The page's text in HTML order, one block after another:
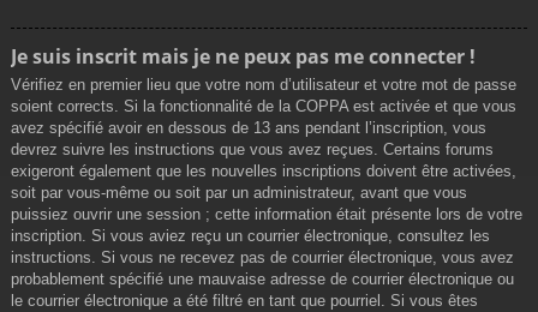
Je suis inscrit mais je ne peux pas me connecter !
Vérifiez en premier lieu que votre nom d’utilisateur et votre mot de passe
soient corrects. Si la fonctionnalité de la COPPA est activée et que vous
avez spécifié avoir en dessous de 13 ans pendant l’inscription, vous
devrez suivre les instructions que vous avez reçues. Certains forums
exigeront également que les nouvelles inscriptions doivent être activées,
soit par vous-même ou soit par un administrateur, avant que vous
puissiez ouvrir une session ; cette information était présente lors de votre
inscription. Si vous aviez reçu un courrier électronique, consultez les
instructions. Si vous ne recevez pas de courrier électronique, vous avez
probablement spécifié une mauvaise adresse de courrier électronique ou
le courrier électronique a été filtré en tant que pourriel. Si vous êtes